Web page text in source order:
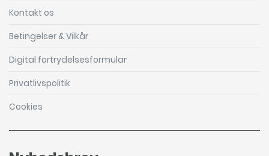
Kontakt os
Betingelser & Vilkår
Digital fortrydelsesformular
Privatlivspolitik
Cookies